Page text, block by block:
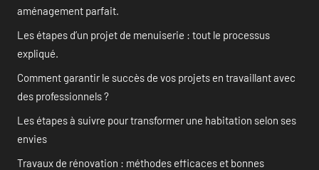
aménagement parfait.
Les étapes d’un projet de menuiserie : tout le processus
expliqué.
Comment garantir le succès de vos projets en travaillant avec
des professionnels ?
Les étapes à suivre pour transformer une habitation selon ses
envies
Travaux de rénovation : méthodes efficaces et bonnes